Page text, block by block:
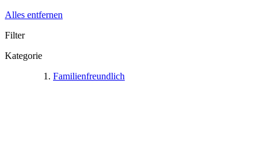
Alles entfernen
Filter
Kategorie
Familienfreundlich